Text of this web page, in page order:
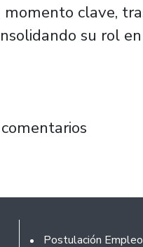
clave,
su rol
nueva
Footer
Postulación